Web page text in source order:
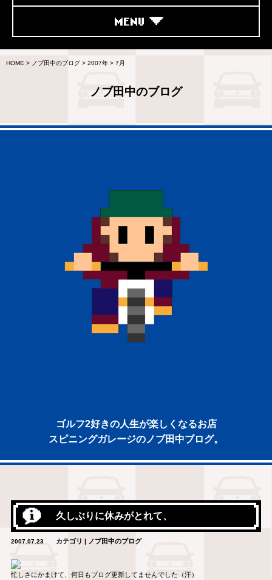
MENU
HOME > ノブ田中のブログ > 2007年 > 7月
ノブ田中のブログ
ゴルフ2好きの人生が楽しくなるお店
スピニングガレージのノブ田中ブログ。
久しぶりに休みがとれて、
2007.07.23 カテゴリ | ノブ田中のブログ
忙しさにかまけて、何日もブログ更新してませんでした（汗）